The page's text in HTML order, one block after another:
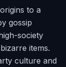
to a
gossip
society
items.
culture and